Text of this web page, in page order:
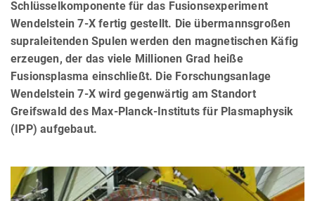
Schlüsselkomponente für das Fusionsexperiment
Wendelstein 7-X fertig gestellt. Die übermannsgroßen
supraleitenden Spulen werden den magnetischen Käfig
erzeugen, der das viele Millionen Grad heiße
Fusionsplasma einschließt. Die Forschungsanlage
Wendelstein 7-X wird gegenwärtig am Standort
Greifswald des Max-Planck-Instituts für Plasmaphysik
(IPP) aufgebaut.